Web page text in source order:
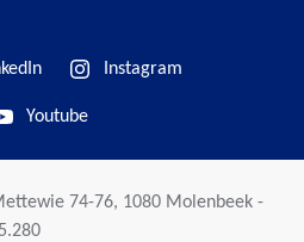
Instagram
Youtube
74-76, 1080 Molenbeek -